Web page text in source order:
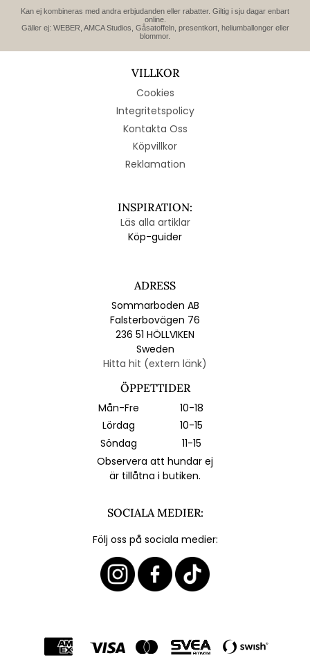
Kan ej kombineras med andra erbjudanden eller rabatter. Giltig i sju dagar enbart
online.
Gäller ej: WEBER, AMCA Studios, Gåsatoffeln, presentkort, heliumballonger eller
blommor.
VILLKOR
Cookies
Integritetspolicy
Kontakta Oss
Köpvillkor
Reklamation
INSPIRATION:
Läs alla artiklar
Köp-guider
ADRESS
Sommarboden AB
Falsterbovägen 76
236 51 HÖLLVIKEN
Sweden
Hitta hit (extern länk)
ÖPPETTIDER
Mån-Fre
10-18
Lördag
10-15
Söndag
11-15
Observera att hundar ej
är tillåtna i butiken.
SOCIALA MEDIER:
Följ oss på sociala medier: